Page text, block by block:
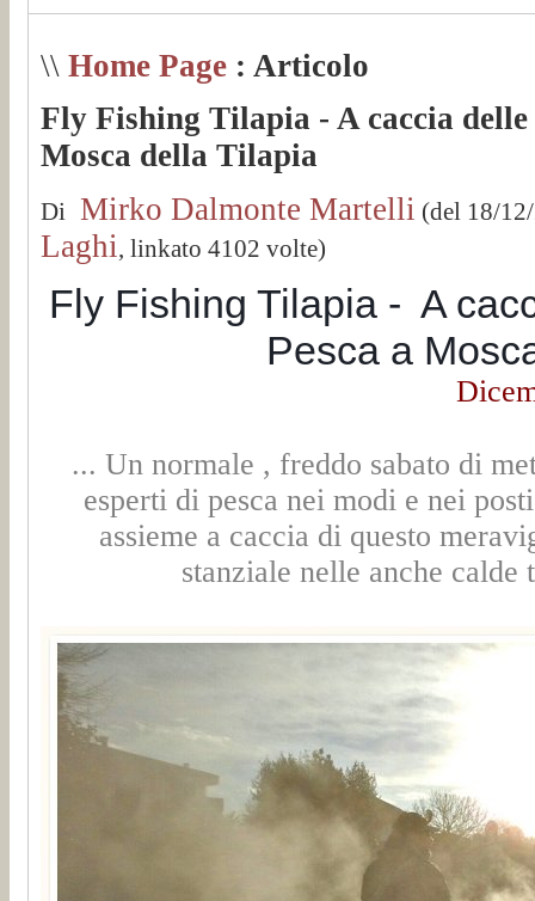
\\ Home Page : Articolo
Fly Fishing Tilapia - A caccia
Mosca della Tilapia
Di Mirko Dalmonte Martelli (del 18/
Laghi, linkato 4102 volte)
Fly Fishing Tilapia - A
Pesca a
... Un normale , freddo sabato di
esperti di pesca nei modi e nei
assieme a caccia di questo
stanziale nelle anche